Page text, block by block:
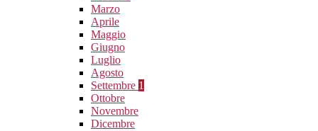
Marzo
Aprile
Maggio
Giugno
Luglio
Agosto
Settembre 1
Ottobre
Novembre
Dicembre